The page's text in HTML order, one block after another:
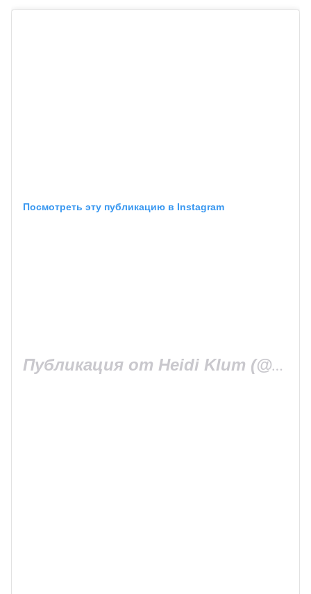
Посмотреть эту публикацию в Instagram
Публикация от Heidi Klum (@heidiklum)